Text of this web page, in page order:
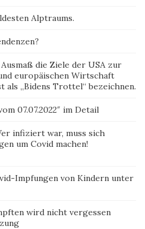
Alptraums.
die Ziele der USA zur
europäischen Wirtschaft
„Bidens Trottel“ bezeichnen.
07.07.2022″ im Detail
infiziert war, muss sich
um Covid machen!
Impfungen von Kindern unter
wird nicht vergessen